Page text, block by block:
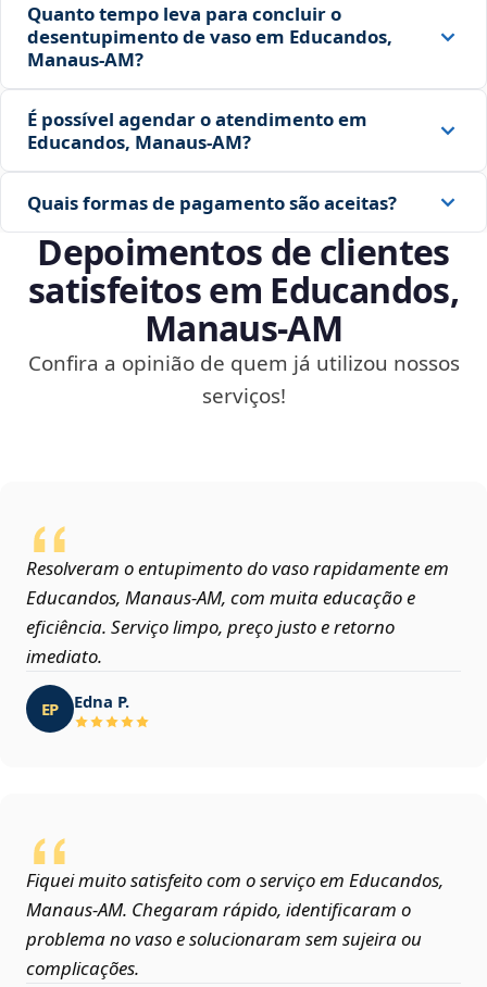
Quanto tempo leva para concluir o
desentupimento de vaso em Educandos,
Manaus‑AM?
É possível agendar o atendimento em
Educandos, Manaus‑AM?
Quais formas de pagamento são aceitas?
Depoimentos de clientes
satisfeitos em Educandos,
Manaus‑AM
Confira a opinião de quem já utilizou nossos
serviços!
Resolveram o entupimento do vaso rapidamente em
Educandos, Manaus‑AM, com muita educação e
eficiência. Serviço limpo, preço justo e retorno
imediato.
EP Edna P.
Fiquei muito satisfeito com o serviço em Educandos,
Manaus‑AM. Chegaram rápido, identificaram o
problema no vaso e solucionaram sem sujeira ou
complicações.